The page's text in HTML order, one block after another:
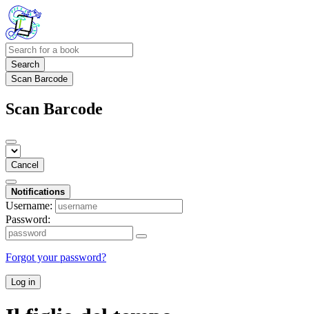
Search
Scan Barcode
Scan Barcode
Cancel
Notifications
Username:
Password:
Forgot your password?
Log in